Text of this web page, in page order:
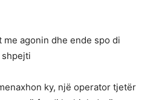
me agonin dhe ende spo di
ky, një operator tjetër